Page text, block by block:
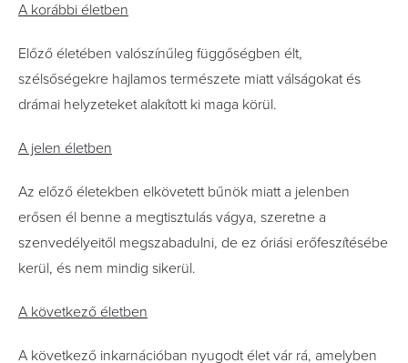
A korábbi életben
Előző életében valószínűleg függőségben élt,
szélsőségekre hajlamos természete miatt válságokat és
drámai helyzeteket alakított ki maga körül.
A jelen életben
Az előző életekben elkövetett bűnök miatt a jelenben
erősen él benne a megtisztulás vágya, szeretne a
szenvedélyeitől megszabadulni, de ez óriási erőfeszítésébe
kerül, és nem mindig sikerül.
A következő életben
A következő inkarnációban nyugodt élet vár rá, amelyben